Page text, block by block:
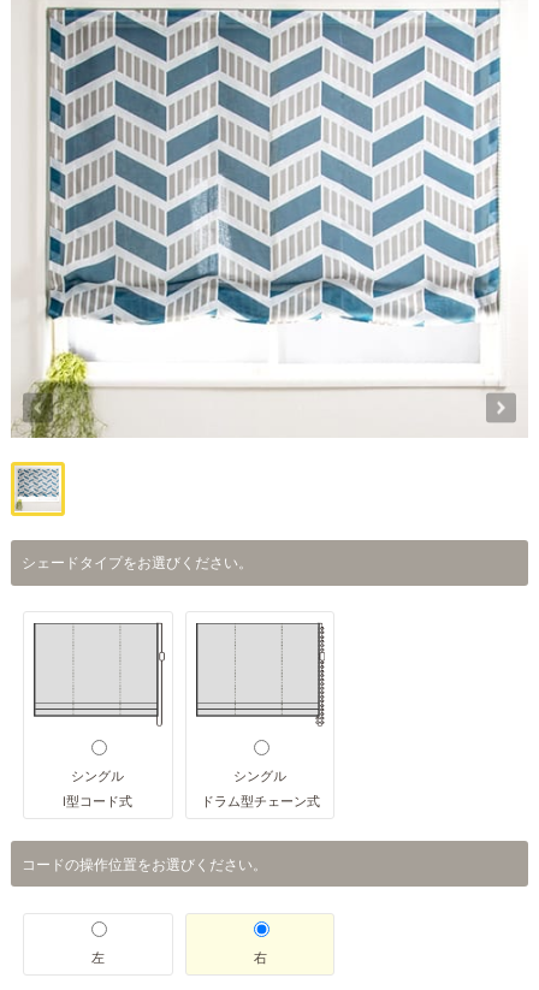
シェードタイプをお選びください。
シングル
I型コード式
シングル
ドラム型チェーン式
コードの操作位置をお選びください。
左 右